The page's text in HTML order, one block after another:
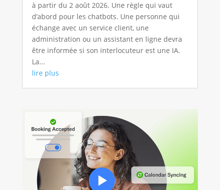
à partir du 2 août 2026. Une règle qui vaut
d’abord pour les chatbots. Une personne qui
échange avec un service client, une
administration ou un assistant en ligne devra
être informée si son interlocuteur est une IA.
La...
lire plus